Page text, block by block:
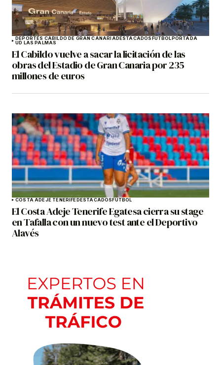
DEPORTES CABILDO DE GRAN CANARIADESTACADOSFÚTBOLPORTADA
UD LAS PALMAS
El Cabildo vuelve a sacar la licitación de las
obras del Estadio de Gran Canaria por 235
millones de euros
COSTA ADEJE TENERIFEDESTACADOSFÚTBOL
El Costa Adeje Tenerife Egatesa cierra su stage
en Tafalla con un nuevo test ante el Deportivo
Alavés